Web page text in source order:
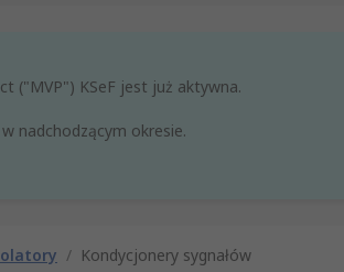
("MVP") KSeF jest już aktywna.
nadchodzącym okresie.
/ Kondycjonery sygnałów